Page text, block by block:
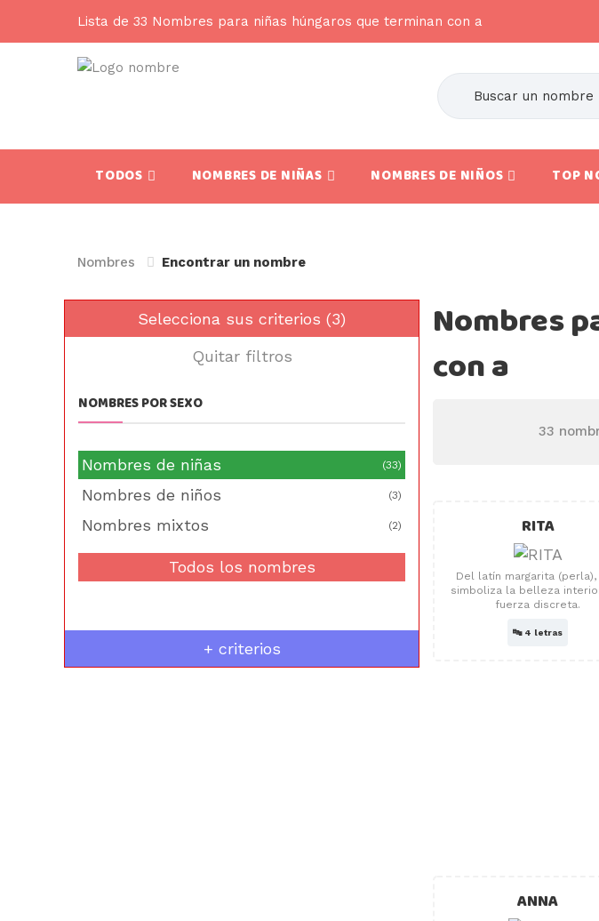
Lista de 33 Nombres para niñas húngaros que terminan con a
TODOS NOMBRES DE NIÑAS NOMBRES DE NIÑOS TOP
Nombres Encontrar un nombre
Selecciona sus criterios (3)
Quitar filtros
NOMBRES POR SEXO
Nombres de niñas (33)
Nombres de niños (3)
Nombres mixtos (2)
Todos los nombres
+ criterios
Nombres
con a
33
RITA
Del latín margarita (perla),
simboliza la belleza
fuerza discreta.
🔤 4 letras
ANNA